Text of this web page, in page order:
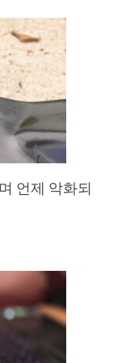
언제 악화되